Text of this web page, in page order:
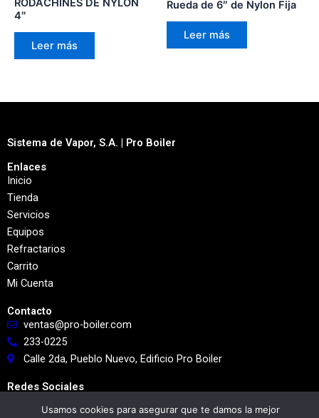
RODACHINES DE NYLON
4″
Leer más
Rueda de 6″ de Nylon Fija
Leer más
Sistema de Vapor, S.A. | Pro Boiler
Enlaces
Inicio
Tienda
Servicios
Equipos
Refractarios
Carrito
Mi Cuenta
Contacto
ventas@pro-boiler.com
233-0225
Calle 2da, Pueblo Nuevo, Edificio Pro Boiler
Redes Sociales
Usamos cookies para asegurar que te damos la mejor